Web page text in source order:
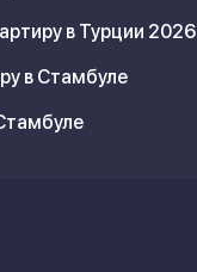
в Турции 2026
в Стамбуле